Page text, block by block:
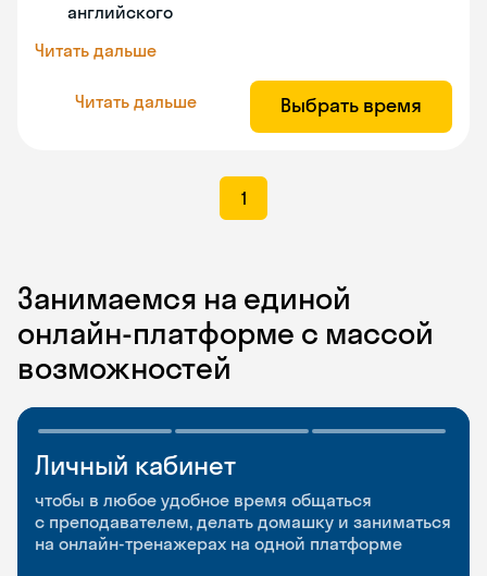
английского
Читать дальше
Читать дальше Выбрать время
1
Занимаемся на единой
онлайн-платформе с массой
возможностей
Личный кабинет
чтобы в любое удобное время общаться
с преподавателем, делать домашку и заниматься
на онлайн-тренажерах на одной платформе
Мобильное
приложение
чтобы заниматься и изучать новые слова где
и когда удобно
Разговорные клубы
и Talks
Групповые занятия для разговорной практики
и индивидуальные встречи с преподавателями